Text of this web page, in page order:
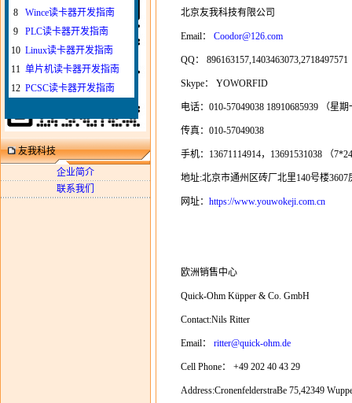
友我科技
企业简介
联系我们
北京友我科技有限公司
Email： Coodor@126.com
QQ： 896163157,1403463073,2718497571
Skype： YOWORFID
电话：010-57049038 18910685939 （星
传真：010-57049038
手机：13671114914，13691531038 （
地址:北京市通州区砖厂北里140号楼3607
网址： https://www.youwokeji.com.cn
欧洲销售中心
Quick-Ohm Küpper & Co. GmbH
Contact:Nils Ritter
Email： ritter@quick-ohm.de
Cell Phone： +49 202 40 43 29
Address:CronenfelderstraBe 75,42349
8
Wince读卡器开发指南
9
PLC读卡器开发指南
10 Linux读卡器开发指南
11 单片机读卡器开发指南
12 PCSC读卡器开发指南